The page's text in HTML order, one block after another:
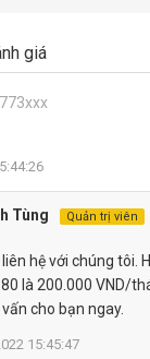
giá
Tùng Quản trị viên
hệ với chúng tôi.
là 200.000 VND/
cho bạn ngay.
15:45:47